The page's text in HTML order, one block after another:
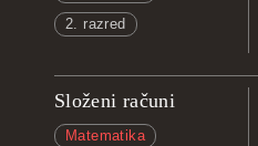
2. razred
Složeni računi
Matematika